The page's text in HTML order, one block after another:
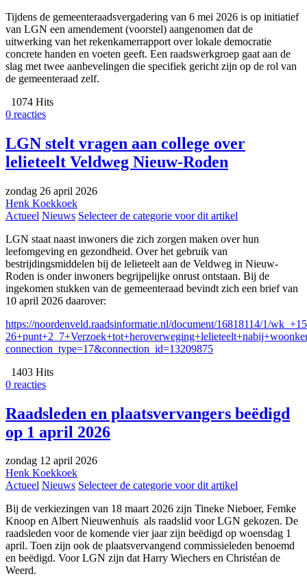
Tijdens de gemeenteraadsvergadering van 6 mei 2026 is op initiatief
van LGN een amendement (voorstel) aangenomen dat de
uitwerking van het rekenkamerrapport over lokale democratie
concrete handen en voeten geeft. Een raadswerkgroep gaat aan de
slag met twee aanbevelingen die specifiek gericht zijn op de rol van
de gemeenteraad zelf.
1074 Hits
0 reacties
LGN stelt vragen aan college over
lelieteelt Veldweg Nieuw-Roden
zondag 26 april 2026
Henk Koekkoek
Actueel Nieuws Selecteer de categorie voor dit artikel
LGN staat naast inwoners die zich zorgen maken over hun
leefomgeving en gezondheid. Over het gebruik van
bestrijdingsmiddelen bij de lelieteelt aan de Veldweg in Nieuw-
Roden is onder inwoners begrijpelijke onrust ontstaan. Bij de
ingekomen stukken van de gemeenteraad bevindt zich een brief van
10 april 2026 daarover:
https://noordenveld.raadsinformatie.nl/document/16818114/1/
connection_type=17&connection_id=13209875
1403 Hits
0 reacties
Raadsleden en plaatsvervangers beëdigd
op 1 april 2026
zondag 12 april 2026
Henk Koekkoek
Actueel Nieuws Selecteer de categorie voor dit artikel
Bij de verkiezingen van 18 maart 2026 zijn Tineke Nieboer, Femke
Knoop en Albert Nieuwenhuis als raadslid voor LGN gekozen. De
raadsleden voor de komende vier jaar zijn beëdigd op woensdag 1
april. Toen zijn ook de plaatsvervangend commissieleden benoemd
en beëdigd. Voor LGN zijn dat Harry Wiechers en Christéan de
Weerd.